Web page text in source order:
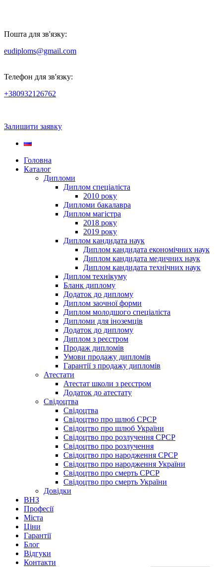
Пошта для зв'язку:
eudiploms@gmail.com
Телефон для зв'язку:
+380932126762
Залишити заявку
Головна
Каталог
Дипломи
Диплом спеціаліста
2010 року
Дипломи бакалавра
Диплом магістра
2018 року
2019 року
Диплом кандидата наук
Диплом кандидата економічних наук
Диплом кандидата медичних наук
Диплом кандидата технічних наук
Диплом технікуму
Бланк диплому
Додаток до диплому
Диплом заочної форми
Диплом молодшого спеціаліста
Дипломи для іноземців
Додаток до диплому
Диплом з реєстром
Продаж дипломів
Умови продажу дипломів
Гарантії з продажу дипломів
Атестати
Атестат школи з реєстром
Додаток до атестату
Свідоцтва
Свідоцтва
Свідоцтво про шлюб СРСР
Свідоцтво про шлюб України
Свідоцтво про розлучення СРСР
Свідоцтво про розлучення
Свідоцтво про народження СРСР
Свідоцтво про народження України
Свідоцтво про смерть СРСР
Свідоцтво про смерть України
Довідки
ВНЗ
Професії
Міста
Ціни
Гарантії
Блог
Відгуки
Контакти